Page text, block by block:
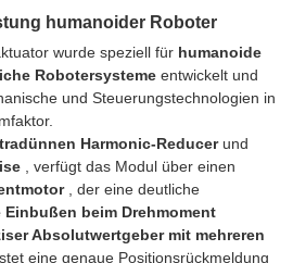
humanoider Roboter
wurde speziell für humanoide
Robotersysteme entwickelt und
und Steuerungstechnologien in
Harmonic-Reducerund
, verfügt das Modul über einen
, der eine deutliche
Einbußen beim Drehmoment
Absolutwertgeber mit mehreren
eine genaue Positionsrückmeldung